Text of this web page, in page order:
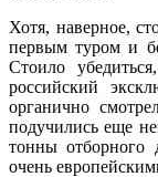
Хотя, наверное,
первым туром и
Стоило
российский
органично
подучились еще
тонны отборного
очень